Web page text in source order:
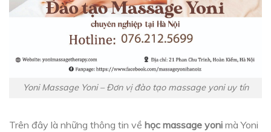
Yoni Massage Yoni – Đơn vị đào tạo massage yoni uy tín
Trên đây là những thông tin về học massage yoni mà Yoni